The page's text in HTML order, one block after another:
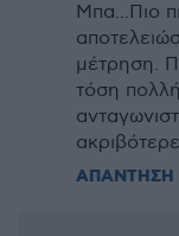
Μπα...Πιο
μέτρηση.
τόση
ΑΠΑΝΤΗΣΗ